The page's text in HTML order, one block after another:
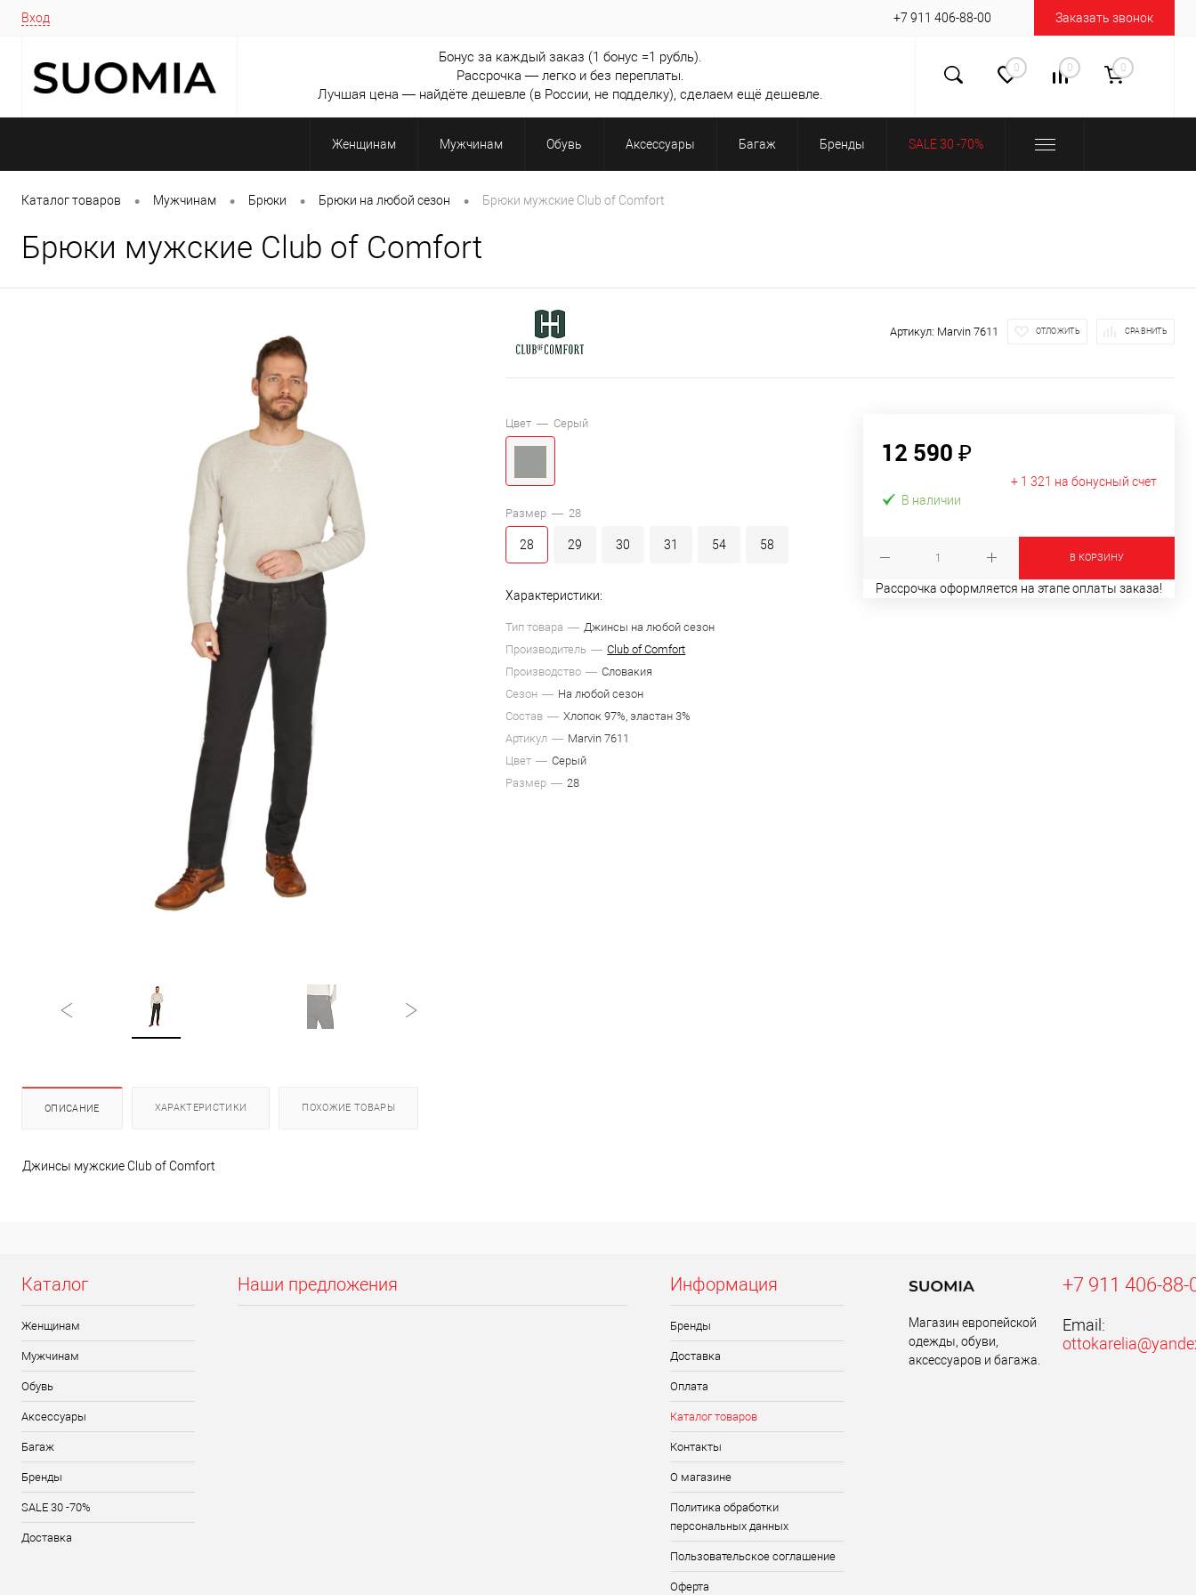
Вход +7 911 406-88-00 Заказать звонок
Бонус за каждый заказ (1 бонус =1 рубль).
Рассрочка — легко и без переплаты.
Лучшая цена — найдёте дешевле (в России, не подделку), сделаем ещё дешевле.
0 0 0
Женщинам Мужчинам Обувь Аксессуары Багаж Бренды SALE 30 -70%
Каталог товаров • Мужчинам • Брюки • Брюки на любой сезон • Брюки мужские Club of Comfort
Брюки мужские Club of Comfort
Артикул: Marvin 7611 ОТЛОЖИТЬ СРАВНИТЬ
Цвет — Серый
Размер —28
28 29 30 31 54 58
Характеристики:
Тип товара
Джинсы на любой сезон
Производитель
Club of Comfort
Производство
Словакия
Сезон
На любой сезон
Состав
Хлопок 97%, эластан 3%
Артикул
Marvin 7611
Цвет
Серый
Размер
28
12 590 ₽
+ 1 321 на бонусный счет
В наличии
В КОРЗИНУ
Рассрочка оформляется на этапе оплаты заказа!
ОПИСАНИЕ ХАРАКТЕРИСТИКИ ПОХОЖИЕ ТОВАРЫ
Джинсы мужские Club of Comfort
Каталог
Женщинам
Мужчинам
Обувь
Аксессуары
Багаж
Бренды
SALE 30 -70%
Доставка
Наши предложения Информация
Бренды
Доставка
Оплата
Каталог товаров
Контакты
О магазине
Политика обработки
персональных данных
Пользовательское соглашение
Оферта
Магазин европейской
одежды, обуви,
аксессуаров и багажа.
+7 911 406-88-
Email: